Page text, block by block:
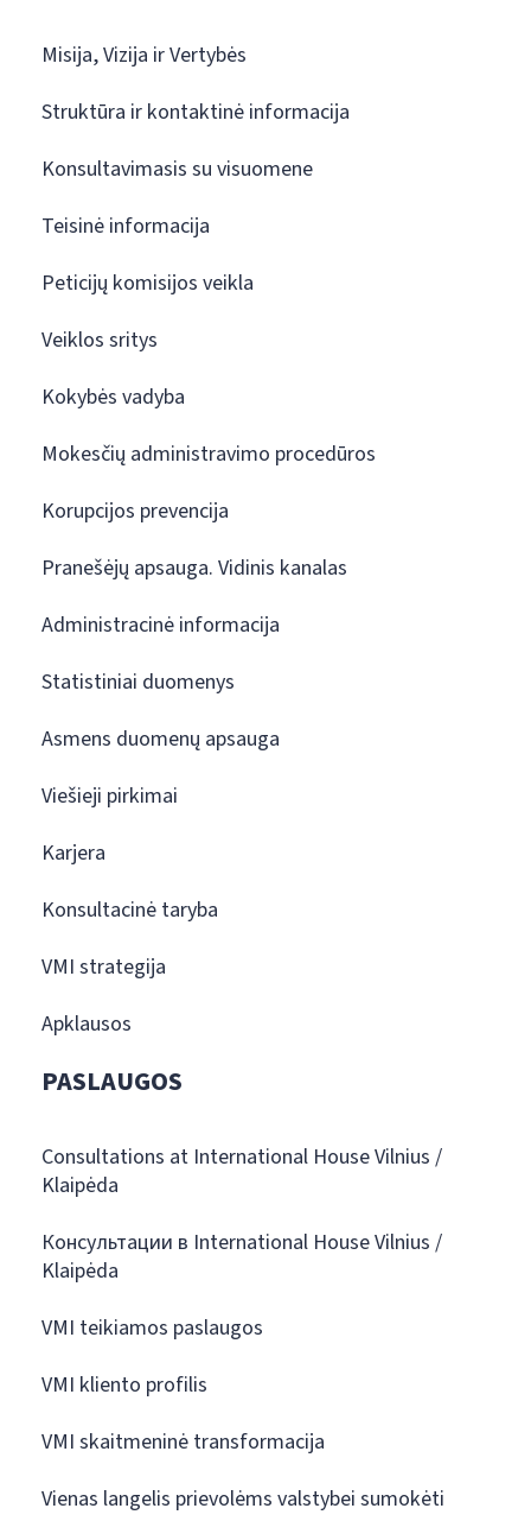
Misija, Vizija ir Vertybės
Struktūra ir kontaktinė informacija
Konsultavimasis su visuomene
Teisinė informacija
Peticijų komisijos veikla
Veiklos sritys
Kokybės vadyba
Mokesčių administravimo procedūros
Korupcijos prevencija
Pranešėjų apsauga. Vidinis kanalas
Administracinė informacija
Statistiniai duomenys
Asmens duomenų apsauga
Viešieji pirkimai
Karjera
Konsultacinė taryba
VMI strategija
Apklausos
PASLAUGOS
Consultations at International House Vilnius /
Klaipėda
Консультации в International House Vilnius /
Klaipėda
VMI teikiamos paslaugos
VMI kliento profilis
VMI skaitmeninė transformacija
Vienas langelis prievolėms valstybei sumokėti